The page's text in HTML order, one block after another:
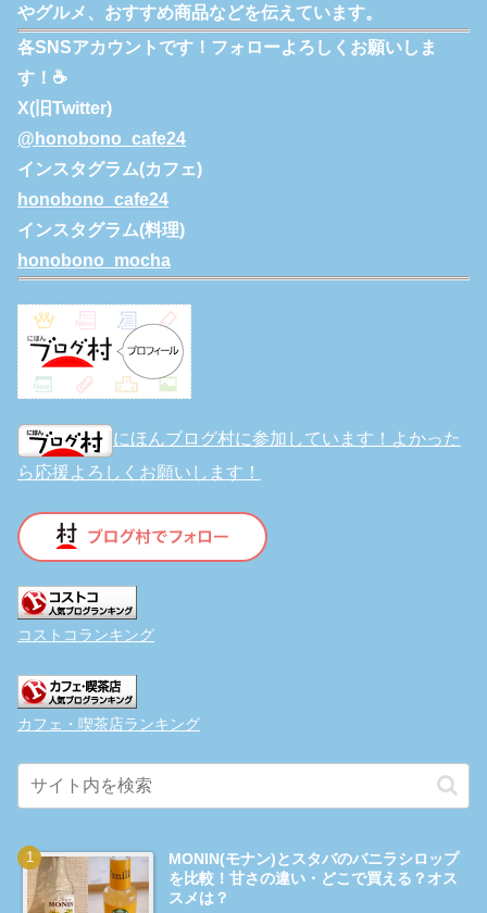
やグルメ、おすすめ商品などを伝えています。
各SNSアカウントです！フォローよろしくお願いしま
す！☕
X(旧Twitter)
@honobono_cafe24
インスタグラム(カフェ)
honobono_cafe24
インスタグラム(料理)
honobono_mocha
にほんブログ村に参加しています！よかった
ら応援よろしくお願いします！
コストコランキング
カフェ・喫茶店ランキング
MONIN(モナン)とスタバのバニラシロップ
を比較！甘さの違い・どこで買える？オス
スメは？